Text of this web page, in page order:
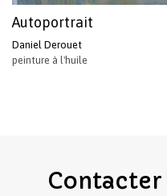
Autoportrait
Daniel Derouet
peinture à l'huile
Contacter